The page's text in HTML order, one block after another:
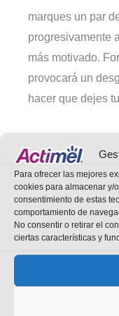
Para ofrecer las mejores
cookies para almacenar y/
consentimiento de estas
comportamiento de
No consentir o retirar el
ciertas características y
marques un par
progresivamente
más motivado.
provocará un
hacer que dejes
No seas
Los beneficios y
vida más activa
desesperes si a
Con el tiempo
físicos como